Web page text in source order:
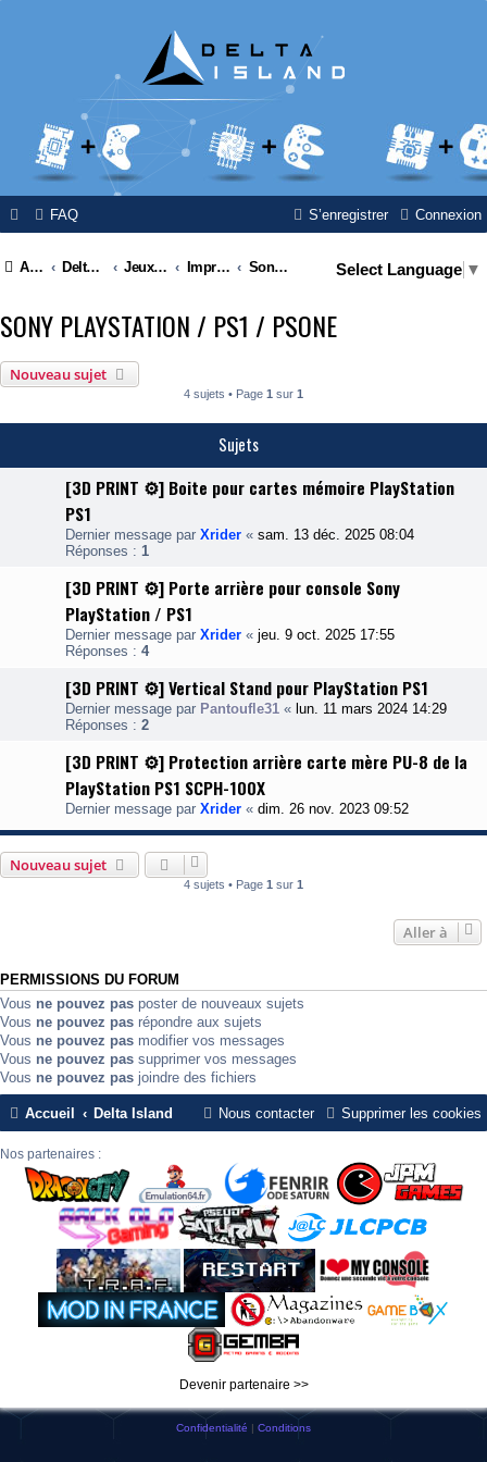
FAQ Connexion
S’enregistrer
Accueil Delta Island Jeux Video Impressions 3D Sony PlayStation / PS1 / PSOne Select Language ▼
SONY PLAYSTATION / PS1 / PSONE
Nouveau sujet
4 sujets • Page 1 sur 1
Sujets
[3D PRINT ⚙️] Boite pour cartes mémoire PlayStation
PS1
Dernier message par Xrider « sam. 13 déc. 2025 08:04
Réponses : 1
[3D PRINT ⚙️] Porte arrière pour console Sony
PlayStation / PS1
Dernier message par Xrider « jeu. 9 oct. 2025 17:55
Réponses : 4
[3D PRINT ⚙️] Vertical Stand pour PlayStation PS1
Dernier message par Pantoufle31 « lun. 11 mars 2024 14:29
Réponses : 2
[3D PRINT ⚙️] Protection arrière carte mère PU-8 de la
PlayStation PS1 SCPH-100X
Dernier message par Xrider « dim. 26 nov. 2023 09:52
Nouveau sujet
4 sujets • Page 1 sur 1
Aller à
PERMISSIONS DU FORUM
Vous ne pouvez pas poster de nouveaux sujets
Vous ne pouvez pas répondre aux sujets
Vous ne pouvez pas modifier vos messages
Vous ne pouvez pas supprimer vos messages
Vous ne pouvez pas joindre des fichiers
Accueil Delta Island Supprimer les cookies
Nous contacter
Nos partenaires :
Devenir partenaire >>
Confidentialité | Conditions